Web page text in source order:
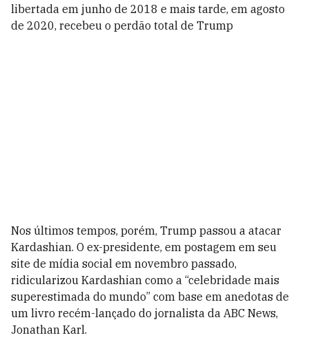
libertada em junho de 2018 e mais tarde, em agosto
de 2020, recebeu o perdão total de Trump
Nos últimos tempos, porém, Trump passou a atacar
Kardashian. O ex-presidente, em postagem em seu
site de mídia social em novembro passado,
ridicularizou Kardashian como a “celebridade mais
superestimada do mundo” com base em anedotas de
um livro recém-lançado do jornalista da ABC News,
Jonathan Karl.